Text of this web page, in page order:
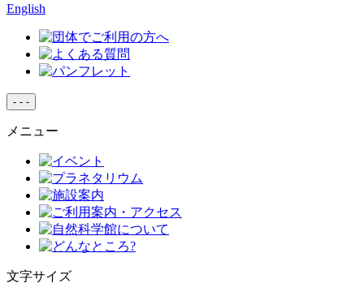
English
- - -
メニュー
文字サイズ